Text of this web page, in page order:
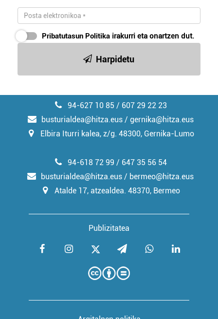
Pribatutasun Politika irakurri eta onartzen dut.
Harpidetu
94-627 10 85 / 607 29 22 23
busturialdea@hitza.eus / gernika@hitza.eus
Elbira Iturri kalea, z/g. 48300, Gernika-Lumo
Publizitatea
94-618 72 99 / 647 35 56 54
busturialdea@hitza.eus / bermeo@hitza.eus
Atalde 17, atzealdea. 48370, Bermeo